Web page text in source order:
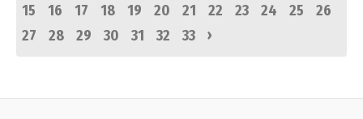
15
16 17 18 19 20 21 22 23 24 25
26
27
28 29 30 31 32 33 ›